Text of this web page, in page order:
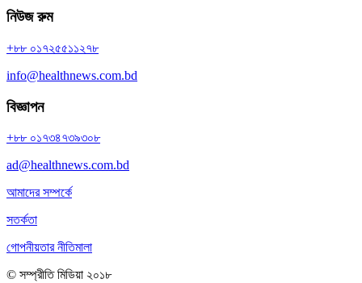
নিউজ রুম
+৮৮ ০১৭২৫৫১১২৭৮
info@healthnews.com.bd
বিজ্ঞাপন
+৮৮ ০১৭৩৪৭৩৯৩০৮
ad@healthnews.com.bd
আমাদের সম্পর্কে
সতর্কতা
গোপনীয়তার নীতিমালা
© সম্প্রীতি মিডিয়া ২০১৮